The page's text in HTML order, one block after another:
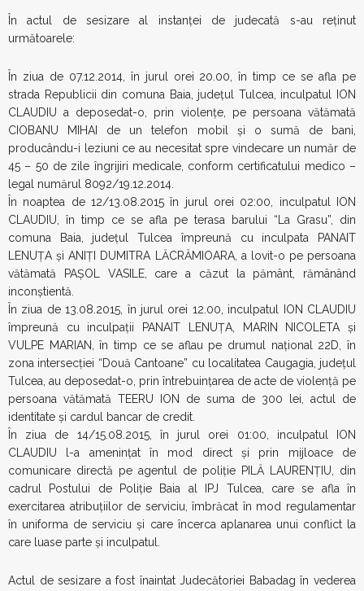
În actul de sesizare al instanţei de judecată s-au reţinut
următoarele:
În ziua de 07.12.2014, în jurul orei 20.00, în timp ce se afla pe
strada Republicii din comuna Baia, județul Tulcea, inculpatul ION
CLAUDIU a deposedat-o, prin violențe, pe persoana vătămată
CIOBANU MIHAI de un telefon mobil şi o sumă de bani,
producându-i leziuni ce au necesitat spre vindecare un număr de
45 – 50 de zile îngrijiri medicale, conform certificatului medico –
legal numărul 8092/19.12.2014.
În noaptea de 12/13.08.2015 în jurul orei 02:00, inculpatul ION
CLAUDIU, în timp ce se afla pe terasa barului “La Grasu”, din
comuna Baia, județul Tulcea împreună cu inculpata PANAIT
LENUȚA și ANIȚI DUMITRA LĂCRĂMIOARA, a lovit-o pe persoana
vătămată PAȘOL VASILE, care a căzut la pământ, rămânând
inconștientă.
În ziua de 13.08.2015, în jurul orei 12.00, inculpatul ION CLAUDIU
împreună cu inculpaţii PANAIT LENUȚA, MARIN NICOLETA și
VULPE MARIAN, în timp ce se aflau pe drumul național 22D, în
zona intersecției “Două Cantoane” cu localitatea Caugagia, județul
Tulcea, au deposedat-o, prin întrebuințarea de acte de violență pe
persoana vătămată TEERU ION de suma de 300 lei, actul de
identitate și cardul bancar de credit.
În ziua de 14/15.08.2015, în jurul orei 01:00, inculpatul ION
CLAUDIU l-a amenințat în mod direct și prin mijloace de
comunicare directă pe agentul de poliţie PILĂ LAURENŢIU, din
cadrul Postului de Poliție Baia al IPJ Tulcea, care se afla în
exercitarea atribuțiilor de serviciu, îmbrăcat în mod regulamentar
în uniforma de serviciu și care încerca aplanarea unui conflict la
care luase parte și inculpatul.
Actul de sesizare a fost înaintat Judecătoriei Babadag în vederea